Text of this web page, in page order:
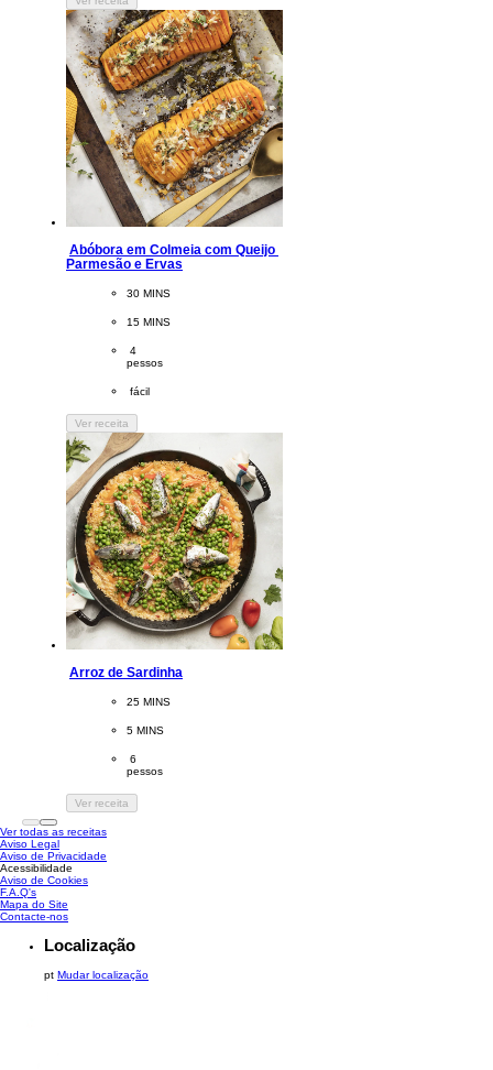
Abóbora em Colmeia com Queijo
Parmesão e Ervas
CookingTime
30 MINS
PreparationTime
15 MINS
Servings
4
pessos
Difficulty
fácil
Ver receita
Arroz de Sardinha
CookingTime
25 MINS
PreparationTime
5 MINS
Servings
6
pessos
Ver receita
Ver todas as receitas
Aviso Legal
Aviso de Privacidade
Acessibilidade
Aviso de Cookies
Gerir Preferências
Mapa do Site